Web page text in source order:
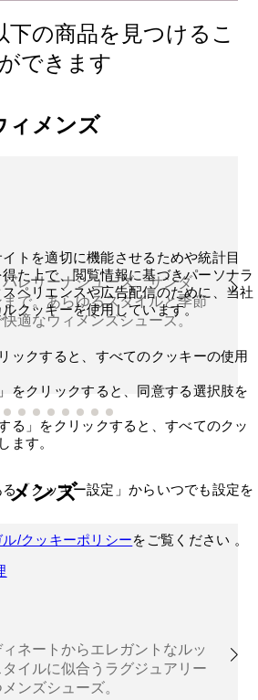
下の商品を見つけるこ
できます
ィメンズ
レリーナシューズ、サンダ
で。あらゆるスタイルと季節
適なウィメンズシューズ。
メンズ
ネートからエレガントなルッ
イルに似合うラグジュアリー
ンズシューズ。
トを適切に機能させるためや統計目
た上で、閲覧情報に基づきパーソナラ
ペリエンスや広告配信のために、当社
クッキーを使用しています。
ックすると、すべてのクッキーの使用
をクリックすると、同意する選択肢を
る」をクリックすると、すべてのクッ
ます。
「クッキー設定」からいつでも設定を
ル/クッキーポリシーをご覧ください 。